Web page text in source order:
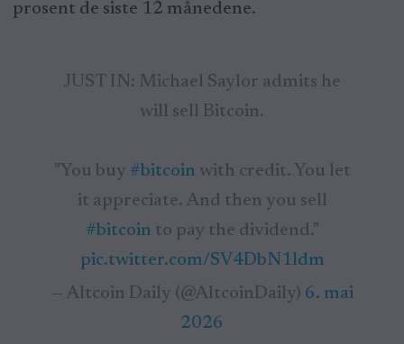
prosent de siste 12 månedene.
JUST IN: Michael Saylor admits he
will sell Bitcoin.
"You buy #bitcoin with credit. You let
it appreciate. And then you sell
#bitcoin to pay the dividend."
pic.twitter.com/SV4DbN1ldm
— Altcoin Daily (@AltcoinDaily) 6. mai
2026